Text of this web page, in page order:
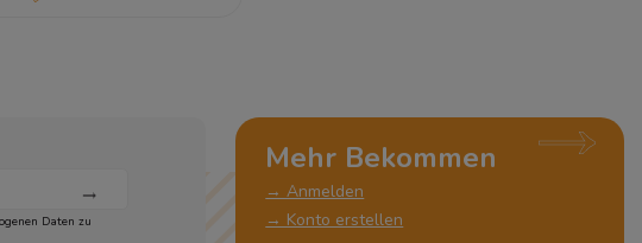
Daten zu
Mehr Bekommen
→ Anmelden
→ Konto erstellen